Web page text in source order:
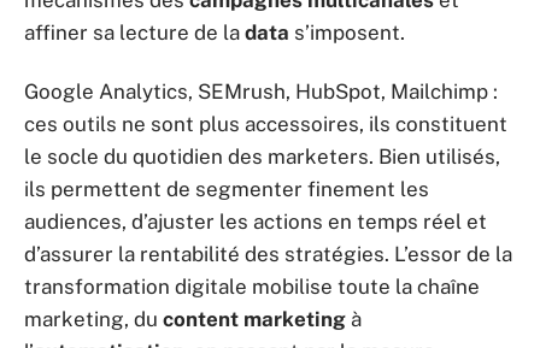
affiner sa lecture de la data s’imposent.
Google Analytics, SEMrush, HubSpot, Mailchimp :
ces outils ne sont plus accessoires, ils constituent
le socle du quotidien des marketers. Bien utilisés,
ils permettent de segmenter finement les
audiences, d’ajuster les actions en temps réel et
d’assurer la rentabilité des stratégies. L’essor de la
transformation digitale mobilise toute la chaîne
marketing, du content marketing à